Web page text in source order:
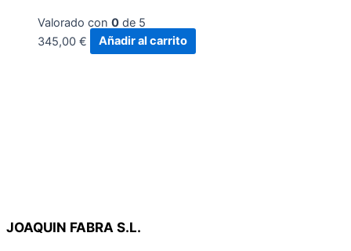
Valorado con 0 de 5
345,00 € Añadir al carrito
JOAQUIN FABRA S.L.